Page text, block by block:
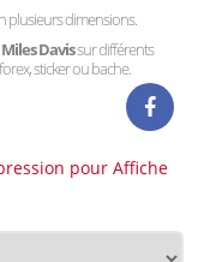
plusieurs dimensions.
Davissur différents
sticker ou bache.
pour Affiche